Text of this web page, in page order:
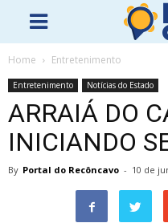
Home Entretenimento
Entretenimento Notícias do Estado
ARRAIÁ DO
INICIANDO
By Portal do Recôncavo - 10 de